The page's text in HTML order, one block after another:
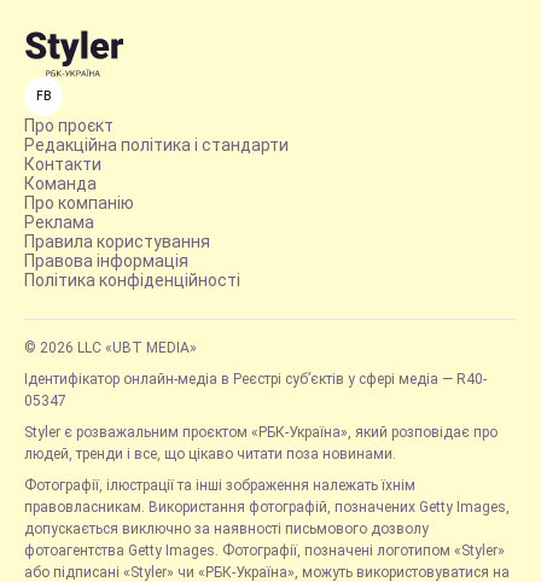
FB
Про проєкт
Редакційна політика і стандарти
Контакти
Команда
Про компанію
Реклама
Правила користування
Правова інформація
Політика конфіденційності
© 2026 LLC «UBT MEDIA»
Ідентифікатор онлайн-медіа в Реєстрі суб’єктів у сфері медіа — R40-
05347
Styler є розважальним проєктом «РБК-Україна», який розповідає про
людей, тренди і все, що цікаво читати поза новинами.
Фотографії, ілюстрації та інші зображення належать їхнім
правовласникам. Використання фотографій, позначених Getty Images,
допускається виключно за наявності письмового дозволу
фотоагентства Getty Images. Фотографії, позначені логотипом «Styler»
або підписані «Styler» чи «РБК-Україна», можуть використовуватися на